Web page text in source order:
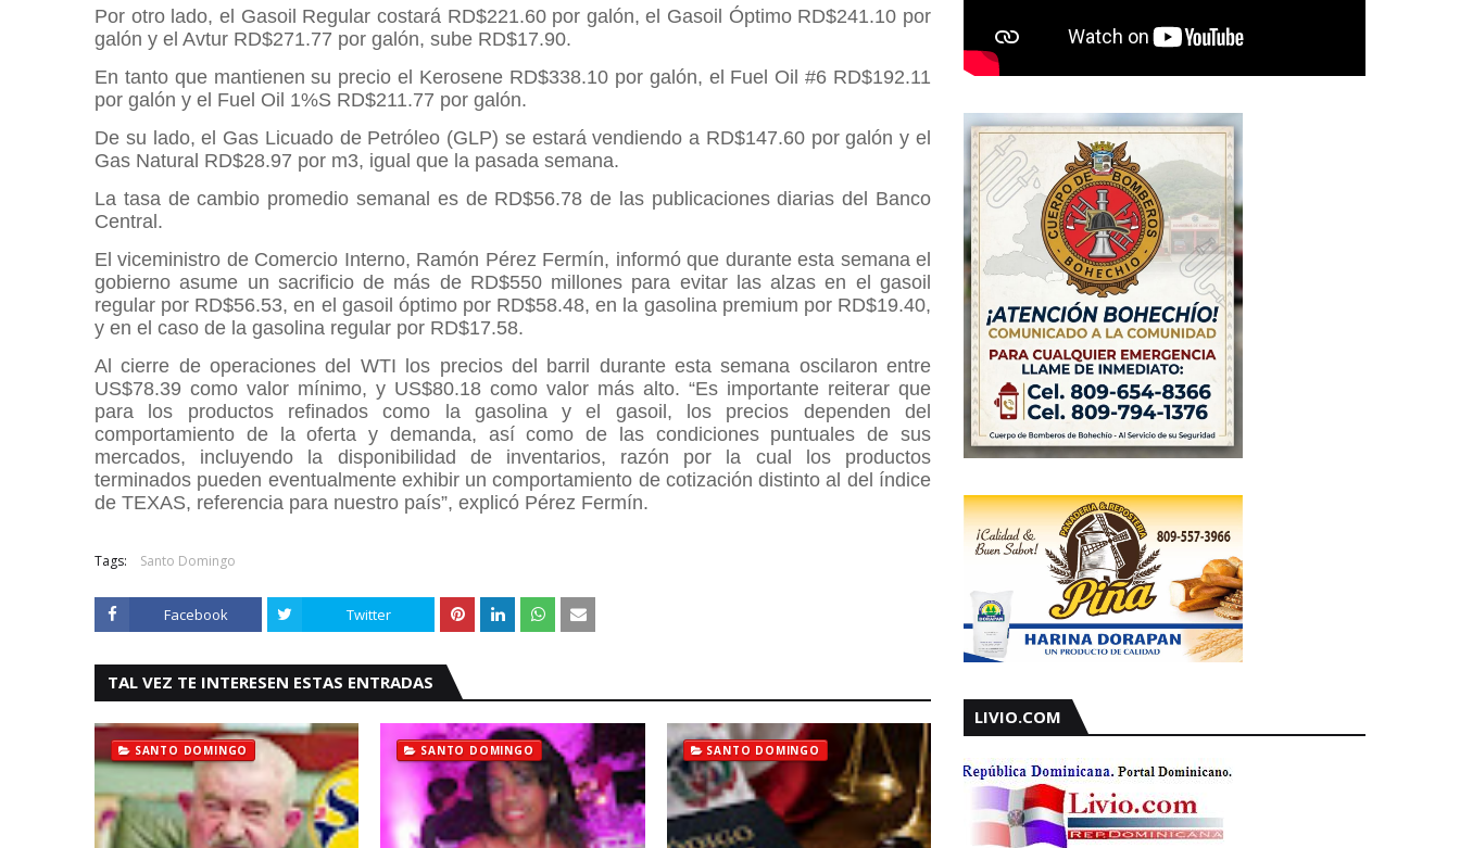
Por otro lado, el Gasoil Regular costará RD$221.60 por galón, el Gasoil Óptimo RD$241.10 por
galón y el Avtur RD$271.77 por galón, sube RD$17.90.
En tanto que mantienen su precio el Kerosene RD$338.10 por galón, el Fuel Oil #6 RD$192.11
por galón y el Fuel Oil 1%S RD$211.77 por galón.
De su lado, el Gas Licuado de Petróleo (GLP) se estará vendiendo a RD$147.60 por galón y el
Gas Natural RD$28.97 por m3, igual que la pasada semana.
La tasa de cambio promedio semanal es de RD$56.78 de las publicaciones diarias del Banco
Central.
El viceministro de Comercio Interno, Ramón Pérez Fermín, informó que durante esta semana el
gobierno asume un sacrificio de más de RD$550 millones para evitar las alzas en el gasoil
regular por RD$56.53, en el gasoil óptimo por RD$58.48, en la gasolina premium por RD$19.40,
y en el caso de la gasolina regular por RD$17.58.
Al cierre de operaciones del WTI los precios del barril durante esta semana oscilaron entre
US$78.39 como valor mínimo, y US$80.18 como valor más alto. “Es importante reiterar que
para los productos refinados como la gasolina y el gasoil, los precios dependen del
comportamiento de la oferta y demanda, así como de las condiciones puntuales de sus
mercados, incluyendo la disponibilidad de inventarios, razón por la cual los productos
terminados pueden eventualmente exhibir un comportamiento de cotización distinto al del índice
de TEXAS, referencia para nuestro país”, explicó Pérez Fermín.
Tags: Santo Domingo
Facebook Twitter
TAL VEZ TE INTERESEN ESTAS ENTRADAS
SANTO DOMINGO SANTO DOMINGO SANTO DOMINGO
LIVIO.COM